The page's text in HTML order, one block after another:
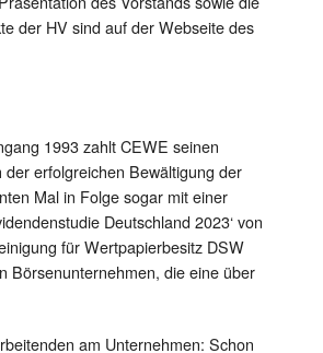
der HV sind auf der Webseite des
1993 zahlt CEWE seinen
erfolgreichen Bewältigung der
Mal in Folge sogar mit einer
Deutschland 2023‘ von
für Wertpapierbesitz DSW
Börsenunternehmen, die eine über
am Unternehmen: Schon